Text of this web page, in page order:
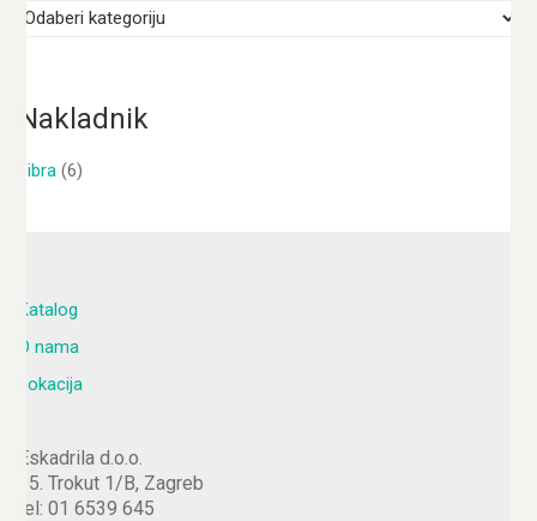
Nakladnik
Fibra (6)
Katalog
O nama
Lokacija
Eskadrila d.o.o.
15. Trokut 1/B, Zagreb
tel: 01 6539 645